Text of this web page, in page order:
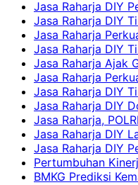
Jasa Raharja DIY
Jasa Raharja DIY
Jasa Raharja
Jasa Raharja DIY
Jasa Raharja Ajak
Jasa Raharja
Jasa Raharja DIY
Jasa Raharja DIY
Jasa Raharja,
Jasa Raharja DIY
Jasa Raharja DIY
Pertumbuhan
BMKG Prediksi